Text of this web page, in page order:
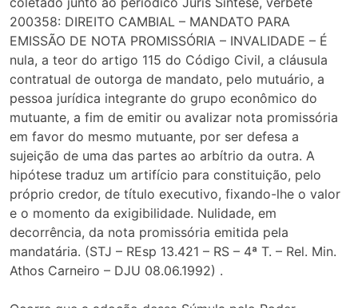
200358: DIREITO CAMBIAL – MANDATO PARA
EMISSÃO DE NOTA PROMISSÓRIA – INVALIDADE – É
nula, a teor do artigo 115 do Código Civil, a cláusula
contratual de outorga de mandato, pelo mutuário, a
pessoa jurídica integrante do grupo econômico do
mutuante, a fim de emitir ou avalizar nota promissória
em favor do mesmo mutuante, por ser defesa a
sujeição de uma das partes ao arbítrio da outra. A
hipótese traduz um artifício para constituição, pelo
próprio credor, de título executivo, fixando-lhe o valor
e o momento da exigibilidade. Nulidade, em
decorrência, da nota promissória emitida pela
mandatária. (STJ – REsp 13.421 – RS – 4ª T. – Rel. Min.
Athos Carneiro – DJU 08.06.1992) .